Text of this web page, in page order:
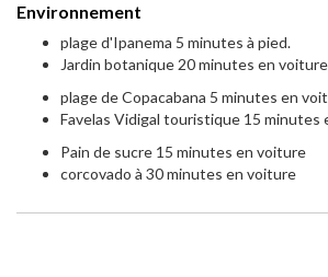
Environnement
plage d'Ipanema 5 minutes à pied.
Jardin botanique 20 minutes en voiture
plage de Copacabana 5 minutes en
Favelas Vidigal touristique 15 minutes
Pain de sucre 15 minutes en voiture
corcovado à 30 minutes en voiture